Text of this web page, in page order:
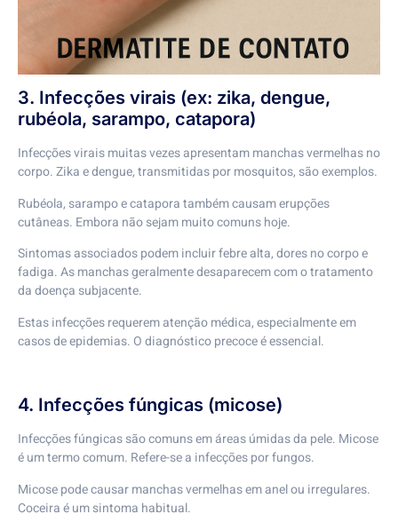
3. Infecções virais (ex: zika, dengue,
rubéola, sarampo, catapora)
Infecções virais muitas vezes apresentam manchas vermelhas no
corpo. Zika e dengue, transmitidas por mosquitos, são exemplos.
Rubéola, sarampo e catapora também causam erupções
cutâneas. Embora não sejam muito comuns hoje.
Sintomas associados podem incluir febre alta, dores no corpo e
fadiga. As manchas geralmente desaparecem com o tratamento
da doença subjacente.
Estas infecções requerem atenção médica, especialmente em
casos de epidemias. O diagnóstico precoce é essencial.
4. Infecções fúngicas (micose)
Infecções fúngicas são comuns em áreas úmidas da pele. Micose
é um termo comum. Refere-se a infecções por fungos.
Micose pode causar manchas vermelhas em anel ou irregulares.
Coceira é um sintoma habitual.